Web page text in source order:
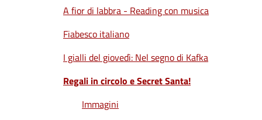
A fior di labbra - Reading con musica
Fiabesco italiano
I gialli del giovedì: Nel segno di Kafka
Regali in circolo e Secret Santa!
Immagini